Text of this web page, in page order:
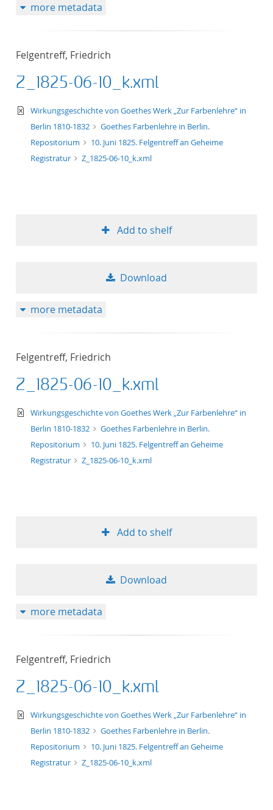
more metadata
Felgentreff, Friedrich
Z_1825-06-10_k.xml
text/xml
Wirkungsgeschichte von Goethes Werk „Zur Farbenlehre“ in
Berlin 1810-1832
Goethes Farbenlehre in Berlin.
Repositorium
10. Juni 1825. Felgentreff an Geheime
Registratur
Z_1825-06-10_k.xml
Add to shelf
Download
more metadata
Felgentreff, Friedrich
Z_1825-06-10_k.xml
text/xml
Wirkungsgeschichte von Goethes Werk „Zur Farbenlehre“ in
Berlin 1810-1832
Goethes Farbenlehre in Berlin.
Repositorium
10. Juni 1825. Felgentreff an Geheime
Registratur
Z_1825-06-10_k.xml
Add to shelf
Download
more metadata
Felgentreff, Friedrich
Z_1825-06-10_k.xml
text/xml
Wirkungsgeschichte von Goethes Werk „Zur Farbenlehre“ in
Berlin 1810-1832
Goethes Farbenlehre in Berlin.
Repositorium
10. Juni 1825. Felgentreff an Geheime
Registratur
Z_1825-06-10_k.xml